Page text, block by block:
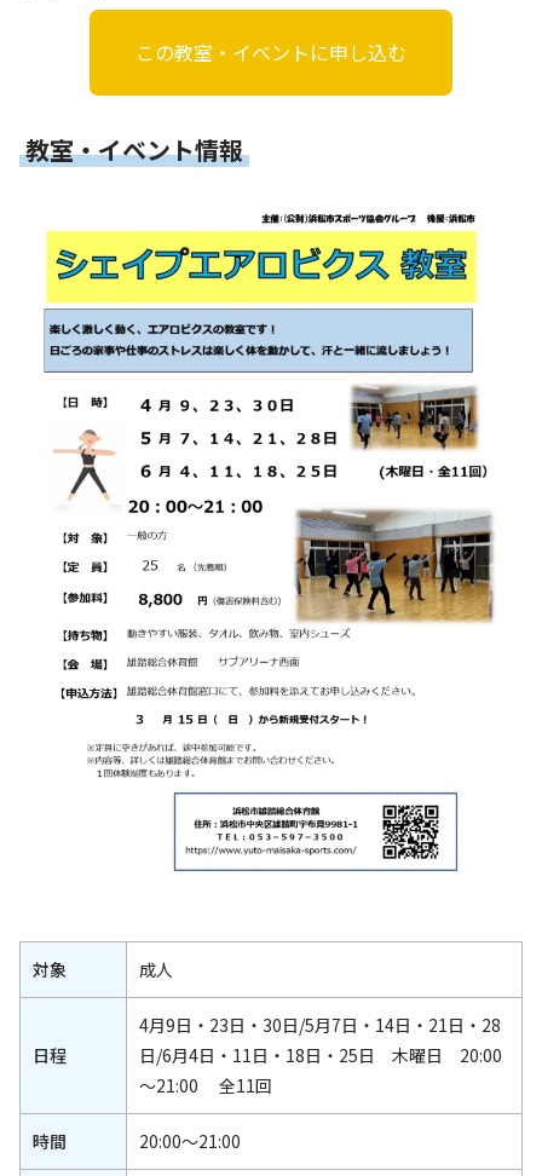
この教室・イベントに申し込む
教室・イベント情報
対象 成人
日程
4月9日・23日・30日/5月7日・14日・21日・28
日/6月4日・11日・18日・25日 木曜日 20:00
～21:00 全11回
時間 20:00～21:00